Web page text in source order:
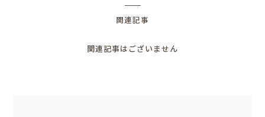
関連記事
関連記事はございません